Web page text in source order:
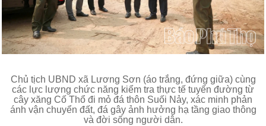
Chủ tịch UBND xã Lương Sơn (áo trắng, đứng giữa) cùng
các lực lượng chức năng kiểm tra thực tế tuyến đường từ
cây xăng Cố Thổ đi mỏ đá thôn Suối Nảy, xác minh phản
ánh vận chuyển đất, đá gây ảnh hưởng hạ tầng giao thông
và đời sống người dân.